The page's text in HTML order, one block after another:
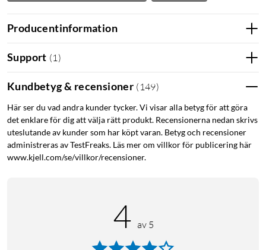
Producentinformation
Support (1)
Kundbetyg & recensioner ( 149)
Här ser du vad andra kunder tycker. Vi visar alla betyg för att göra
det enklare för dig att välja rätt produkt. Recensionerna nedan skrivs
uteslutande av kunder som har köpt varan. Betyg och recensioner
administreras av TestFreaks. Läs mer om villkor för publicering här
www.kjell.com/se/villkor/recensioner.
4 av 5